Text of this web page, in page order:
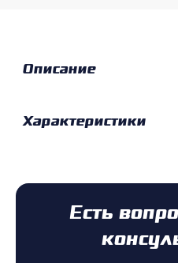
Описание
Характеристики
Есть